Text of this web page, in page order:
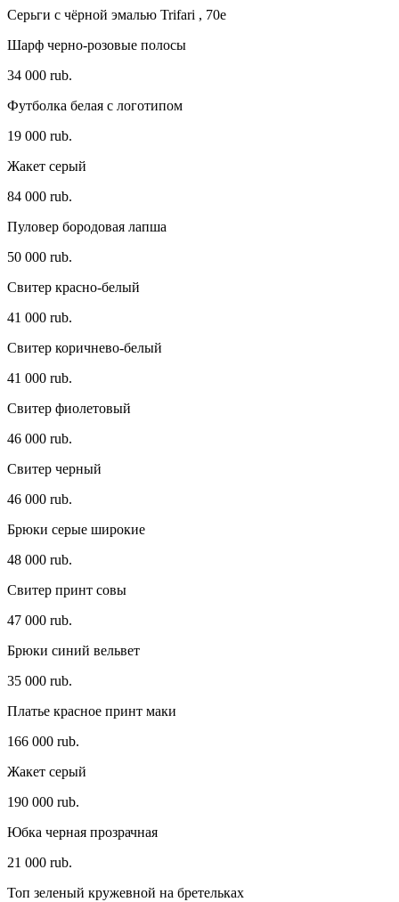
Серьги с чёрной эмалью Trifari , 70e
Шарф черно-розовые полосы
34 000 rub.
Футболка белая с логотипом
19 000 rub.
Жакет серый
84 000 rub.
Пуловер бородовая лапша
50 000 rub.
Свитер красно-белый
41 000 rub.
Свитер коричнево-белый
41 000 rub.
Свитер фиолетовый
46 000 rub.
Свитер черный
46 000 rub.
Брюки серые широкие
48 000 rub.
Свитер принт совы
47 000 rub.
Брюки синий вельвет
35 000 rub.
Платье красное принт маки
166 000 rub.
Жакет серый
190 000 rub.
Юбка черная прозрачная
21 000 rub.
Топ зеленый кружевной на бретельках